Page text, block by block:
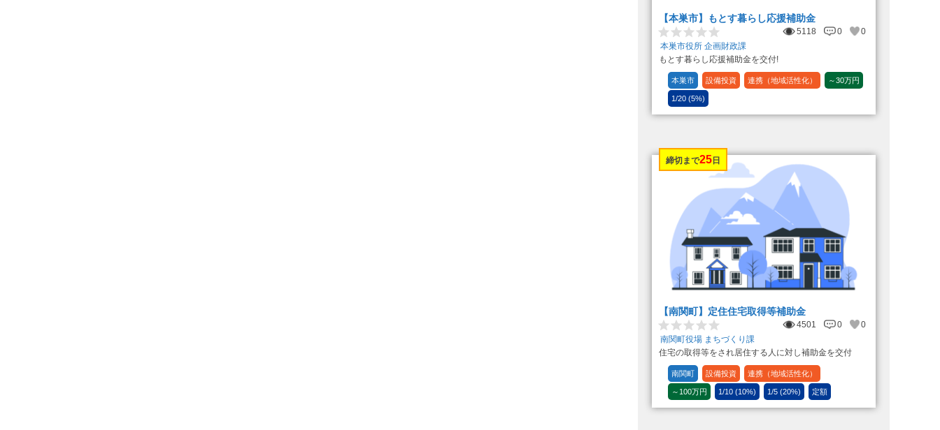
【本巣市】もとす暮らし応援補助金
5118 0
0
本巣市役所 企画財政課
もとす暮らし応援補助金を交付!
本巣市 設備投資 連携（地域活性化） ～30万円
1/20 (5%)
締切まで25 日
【南関町】定住住宅取得等補助金
4501 0
0
南関町役場 まちづくり課
住宅の取得等をされ居住する人に対し補助金を交付
南関町 設備投資 連携（地域活性化）
～100万円 1/10 (10%) 1/5 (20%) 定額